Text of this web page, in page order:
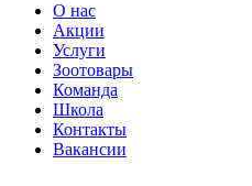
О нас
Акции
Услуги
Зоотовары
Команда
Школа
Контакты
Вакансии